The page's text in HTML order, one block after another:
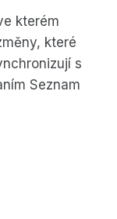
kterém
které
s
Seznam